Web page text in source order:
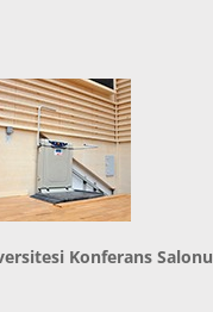
Konferans Salonu